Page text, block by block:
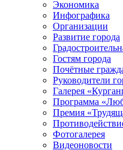
Экономика
Инфографика
Организации
Развитие города
Гостям города
Почётные
Руководители
Галерея
Программа
Премия
Фотогалерея
Видеоновости